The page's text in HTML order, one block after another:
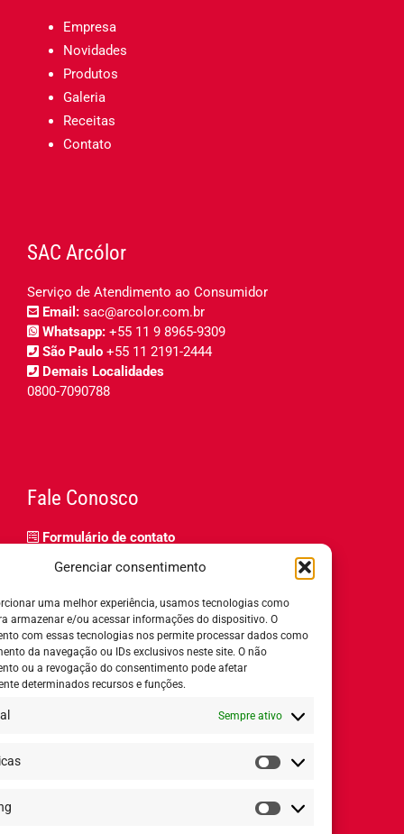
Gerenciar consentimento
uma melhor experiência, usamos tecnologias como
armazenar e/ou acessar informações do dispositivo. O
com essas tecnologias nos permite processar dados como
da navegação ou IDs exclusivos neste site. O não
ou a revogação do consentimento pode afetar
determinados recursos e funções.
Sempre ativo
Estatísticas
Marketing
Empresa
Novidades
Produtos
Galeria
Receitas
Contato
SAC Arcólor
Serviço de Atendimento ao Consumidor
Email: sac@arcolor.com.br
Whatsapp: +55 11 9 8965-9309
São Paulo +55 11 2191-2444
Demais Localidades
0800-7090788
Fale Conosco
Formulário de contato
Relatório de igualdade salarial
Horário de Atendimento:
8h ás 18h